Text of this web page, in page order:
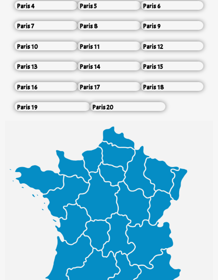
Paris 4 Paris 5 Paris 6
Paris 7 Paris 8 Paris 9
Paris 10 Paris 11 Paris 12
Paris 13 Paris 14 Paris 15
Paris 16 Paris 17 Paris 18
Paris 19 Paris 20